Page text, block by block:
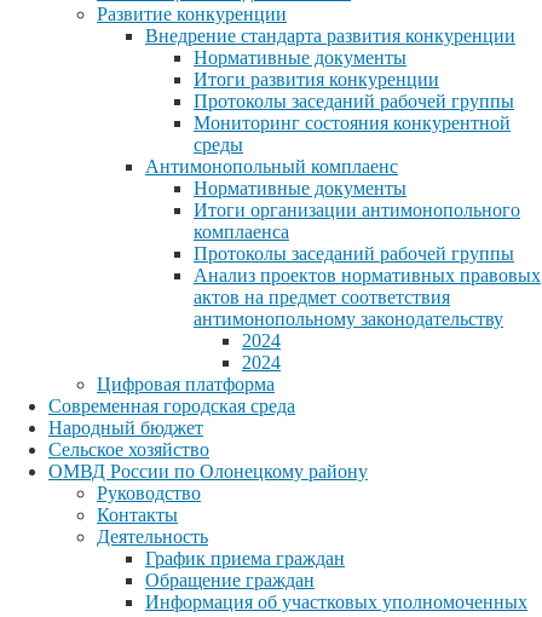
Развитие конкуренции
Внедрение стандарта развития конкуренции
Нормативные документы
Итоги развития конкуренции
Протоколы заседаний рабочей группы
Мониторинг состояния конкурентной
среды
Антимонопольный комплаенс
Нормативные документы
Итоги организации антимонопольного
комплаенса
Протоколы заседаний рабочей группы
Анализ проектов нормативных правовых
актов на предмет соответствия
антимонопольному законодательству
2024
2024
Цифровая платформа
Современная городская среда
Народный бюджет
Сельское хозяйство
ОМВД России по Олонецкому району
Руководство
Контакты
Деятельность
График приема граждан
Обращение граждан
Информация об участковых уполномоченных